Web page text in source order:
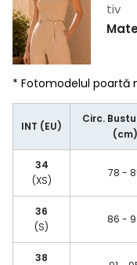
tiv
* Fotomodelul poartă
INT (EU)
Circ.
(cm)
34
(XS)
78 -
36
(S)
86 -
38